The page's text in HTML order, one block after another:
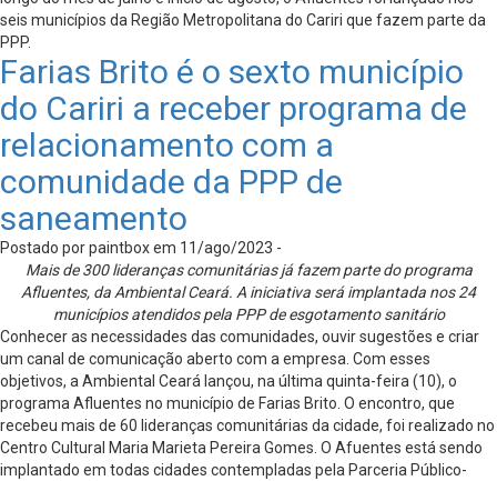
seis municípios da Região Metropolitana do Cariri que fazem parte da
PPP.
Farias Brito é o sexto município
do Cariri a receber programa de
relacionamento com a
comunidade da PPP de
saneamento
Postado por paintbox em 11/ago/2023 -
Mais de 300 lideranças comunitárias já fazem parte do programa
Afluentes, da Ambiental Ceará. A iniciativa será implantada nos 24
municípios atendidos pela PPP de esgotamento sanitário
Conhecer as necessidades das comunidades, ouvir sugestões e criar
um canal de comunicação aberto com a empresa. Com esses
objetivos, a Ambiental Ceará lançou, na última quinta-feira (10), o
programa Afluentes no município de Farias Brito. O encontro, que
recebeu mais de 60 lideranças comunitárias da cidade, foi realizado no
Centro Cultural Maria Marieta Pereira Gomes. O Afuentes está sendo
implantado em todas cidades contempladas pela Parceria Público-